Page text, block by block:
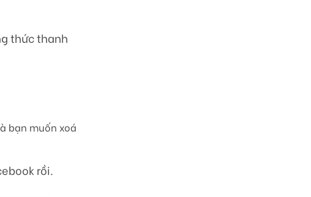
thức thanh
bạn muốn xoá
rồi.